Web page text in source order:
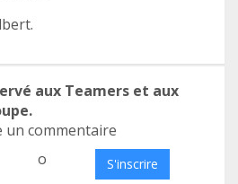
aux Teamers et aux
commentaire
o S'inscrire